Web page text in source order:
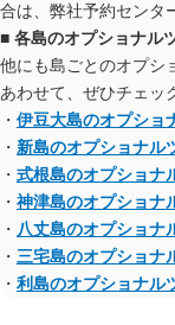
合は、弊社予約センタ
■ 各島のオプショナル
他にも島ごとのオプシ
あわせて、ぜひチェッ
・ 伊豆大島のオプショ
・ 新島のオプショナル
・ 式根島のオプショナ
・ 神津島のオプショナ
・ 八丈島のオプショナ
・ 三宅島のオプショナ
・ 利島のオプショナル